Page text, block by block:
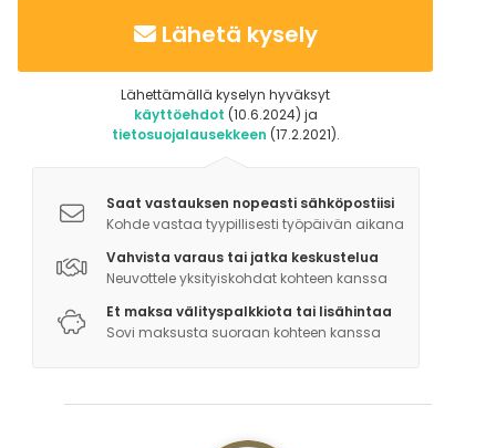
Lähetä kysely
Lähettämällä kyselyn hyväksyt
käyttöehdot (10.6.2024) ja
tietosuojalausekkeen (17.2.2021).
Saat vastauksen nopeasti sähköpostiisi
Kohde vastaa tyypillisesti työpäivän aikana
Vahvista varaus tai jatka keskustelua
Neuvottele yksityiskohdat kohteen kanssa
Et maksa välityspalkkiota tai lisähintaa
Sovi maksusta suoraan kohteen kanssa